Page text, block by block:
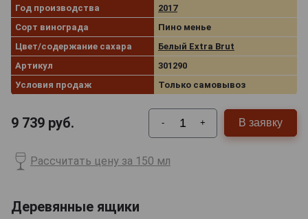
Год производства
2017
Сорт винограда
Пино менье
Цвет/содержание сахара
Белый Extra Brut
Артикул
301290
Условия продаж
Только самовывоз
9 739 руб. - + В заявку
Рассчитать цену за 150 мл
Деревянные ящики